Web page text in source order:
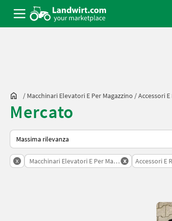
/ Macchinari Elevatori E Per Magazzino /Accessori
Mercato
Ecco come viene ordinato su Landwirt.com
x Macchinari Elevatori E Per Magazzino
x Accessori E